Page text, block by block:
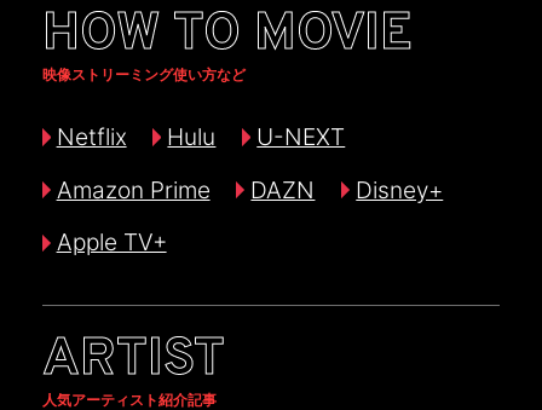
HOW TO MOVIE
映像ストリーミング使い方など
Netflix Hulu
U-NEXT
Amazon Prime
DAZN
Disney+
Apple TV+
ARTIST
人気アーティスト紹介記事